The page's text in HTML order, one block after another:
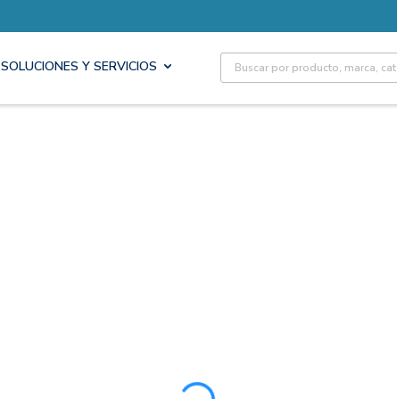
SOLUCIONES Y SERVICIOS Site Search